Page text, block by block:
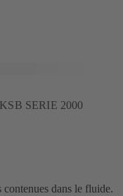
SERIE 2000
dans le fluide.